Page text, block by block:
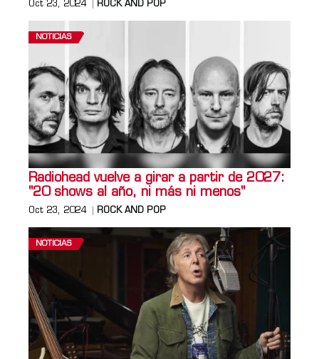
Oct 23, 2024 ROCK AND POP
NOTICIAS
Radiohead vuelve a girar a partir de 2027:
"20 shows al año, ni más ni menos"
Oct 23, 2024 ROCK AND POP
NOTICIAS